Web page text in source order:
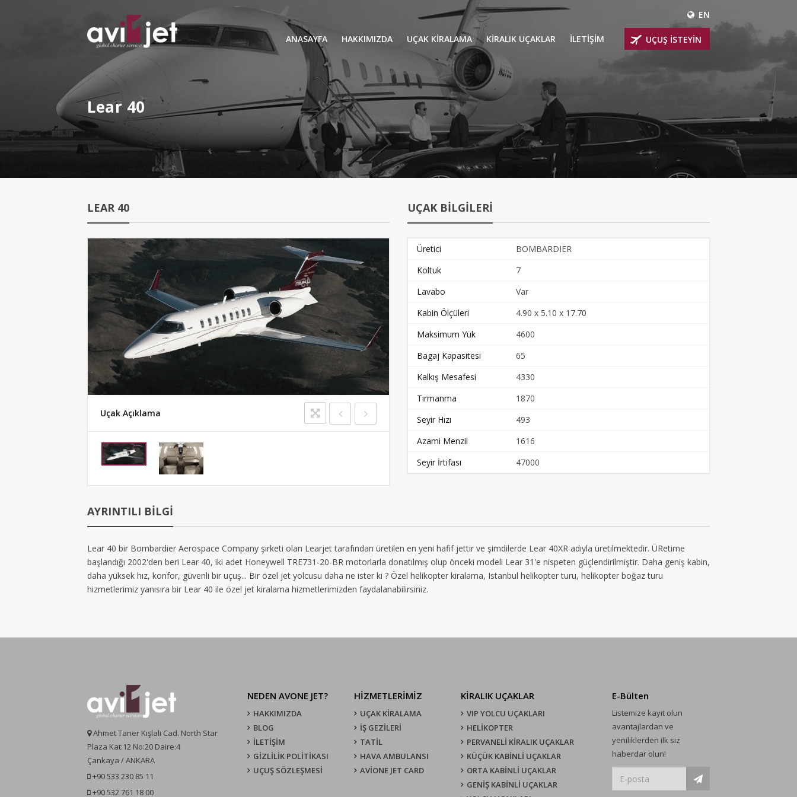
EN
ANASAYFA HAKKIMIZDA UÇAK KİRALAMA
UÇAK KIRALAMA
İŞ GEZİLERİ TATİL
HAVA AMBULANSI
AVİONE JET CARD
KIRALIK UÇAKLAR
VIP YOLCU UÇAKLARI
HELİKOPTER
PERVANELİ KİRALIK UÇAKLAR
KÜÇÜK KABİNLİ UÇAKLAR
ORTA KABİNLİ UÇAKLAR
YOLCU UÇAKLARI
İLETİŞİM UÇUŞ İSTEYİN
Lear 40
LEAR 40
Uçak Açıklama
UÇAK BİLGİLERİ
Üretici
BOMBARDIER
Koltuk
7
Lavabo
Var
Kabin Ölçüleri
4.90 x 5.10 x 17.70
Maksimum Yük
4600
Bagaj Kapasitesi
65
Kalkış Mesafesi
4330
Tırmanma
1870
Seyir Hızı
493
Azami Menzil
1616
Seyir İrtifası
47000
AYRINTILI BİLGİ
Lear 40 bir Bombardier Aerospace Company şirketi olan Learjet tarafından üretilen en yeni hafif jettir ve şimdilerde Lear 40XR adıyla üretilmektedir. ÜRetime
başlandığı 2002'den beri Lear 40, iki adet Honeywell TRE731-20-BR motorlarla donatılmış olup önceki modeli Lear 31'e nispeten güçlendirilmiştir. Daha geniş kabin,
daha yüksek hız, konfor, güvenli bir uçuş... Bir özel jet yolcusu daha ne ister ki ? Özel helikopter kiralama, Istanbul helikopter turu, helikopter boğaz turu
hizmetlerimiz yanısıra bir Lear 40 ile özel jet kiralama hizmetlerimizden faydalanabilirsiniz.
Ahmet Taner Kışlalı Cad. North Star
Plaza Kat:12 No:20 Daire:4
Çankaya / ANKARA
+90 533 230 85 11
+90 532 761 18 00
NEDEN AVONE JET?
HAKKIMIZDA
BLOG
İLETİŞİM
GİZLİLİK POLİTİKASI
UÇUŞ SÖZLEŞMESI
HİZMETLERİMİZ
UÇAK KIRALAMA
İŞ GEZİLERİ
TATİL
HAVA AMBULANSI
AVİONE JET CARD
KIRALIK UÇAKLAR
VIP YOLCU UÇAKLARI
HELİKOPTER
PERVANELİ KİRALIK UÇAKLAR
KÜÇÜK KABİNLİ UÇAKLAR
ORTA KABİNLİ UÇAKLAR
GENİŞ KABİNLİ UÇAKLAR
E-Bülten
Listemize kayıt olun
avantajlardan ve
yeniliklerden ilk siz
haberdar olun!